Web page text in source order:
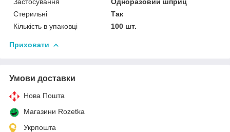
Стерильні
Так
Кількість в упаковці
100 шт.
Приховати
Умови доставки
Нова Пошта
Магазини Rozetka
Укрпошта